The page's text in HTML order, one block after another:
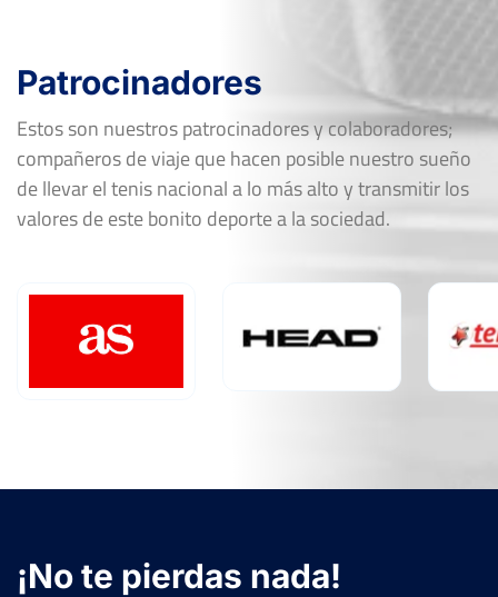
Patrocinadores
Estos son nuestros patrocinadores y colaboradores;
compañeros de viaje que hacen posible nuestro sueño
de llevar el tenis nacional a lo más alto y transmitir los
valores de este bonito deporte a la sociedad.
¡No te pierdas nada!